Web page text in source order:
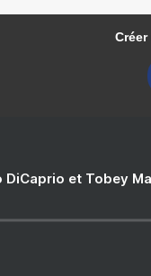
DiCaprio et Tobey